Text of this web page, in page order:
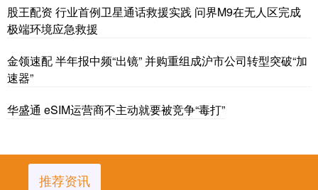
股王配资 行业首例卫星通话救援实践 问界M9在无人区完成
极端环境应急救援
金领速配 半年报中频“出镜” 并购重组成沪市公司转型突破“加
速器”
华盛通 eSIM运营商不主动就要被竞争“毒打”
推荐资讯